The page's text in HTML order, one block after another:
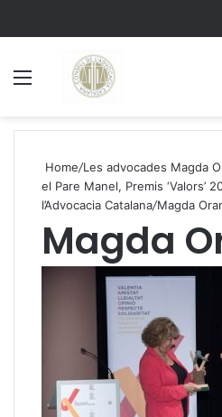
Home/Les advocades Magda
el Pare Manel, Premis ‘Valors’
l’Advocacia Catalana/Magda
Magda